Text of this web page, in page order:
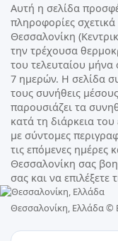
Αυτή η σελίδα
πληροφορίες
Θεσσαλονίκη
την τρέχουσα
του τελευταίου
7 ημερών. Η σελίδα
τους συνήθεις
παρουσιάζει τα
κατά τη διάρκεια του
με σύντομες
τις επόμενες ημέρες
Θεσσαλονίκη σας
σας και να επιλέξετε
Θεσσαλονίκη, Ελλάδα ©